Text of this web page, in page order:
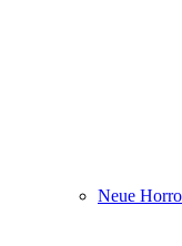
Neue